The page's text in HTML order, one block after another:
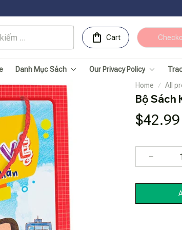
Free
Cart
Danh Mục Sách Our Privacy Policy
Home
All
Bộ Sách
$42.99